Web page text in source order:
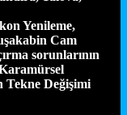
Yenileme,
Cam
sorunlarının
Tekne Değişimi